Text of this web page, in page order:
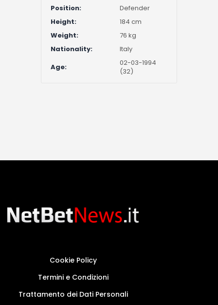
Position:
Defender
Height:
184 cm
Weight:
76 kg
Nationality:
Italy
Age:
02-03-1994
(32)
Cookie Policy
Termini e Condizioni
Trattamento dei Dati Personali